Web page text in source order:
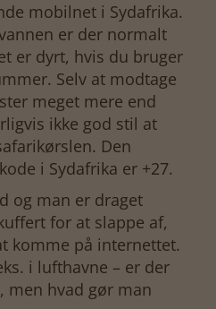
mobilnet i Sydafrika.
er der normalt
er dyrt, hvis du bruger
Selv at modtage
meget mere end
ikke god stil at
Den
i Sydafrika er +27.
og man er draget
for at slappe af,
komme på internettet.
i lufthavne – er der
men hvad gør man